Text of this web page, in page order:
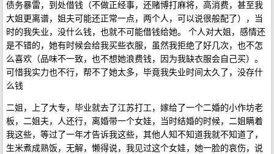
债务暴雷，到处借钱（不做正经事，还赌博打麻将，高消费，甚至我
大姐更离谱，姐夫可能还正常一点，两个人，可以说很般配了），当
时的我失业，没什么钱，也就不可能借钱给她。 个人对大姐，感情还
是不错的，她有时候会给我买些衣服，虽然我拒绝了好几次，也不怎
么喜欢（品味不一致，也不想她浪费钱，因为我缺衣服会自己买）。
可惜我实力也不行，帮不了她太多，毕竟我失业时间太久了，没存什
么钱
二姐，上了大专，毕业就去了江苏打工，嫁给了一个二婚的小作坊老
板，二姐夫，人还行，离婚带一个女娃，当时结婚的时候，二姐瞒着
我这些，等过了一年才告诉我这些，其他人知不知道我就不知道了，
生米煮成熟饭，无解，懒得说，我见过这个女娃，她一脸的哀伤，说